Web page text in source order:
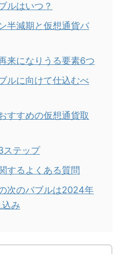
ルはいつ？
半減期と仮想通貨バ
来になりうる要素6つ
ルに向けて仕込むべ
すすめの仮想通貨取
ステップ
するよくある質問
次のバブルは2024年
み